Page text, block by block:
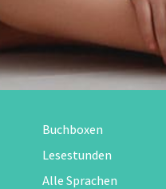
Buchboxen
Lesestunden
Alle Sprachen